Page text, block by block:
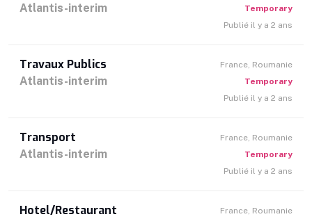
Atlantis-interim
Temporary
Publié il y a 2 ans
Travaux Publics
Atlantis-interim
France, Roumanie
Temporary
Publié il y a 2 ans
Transport
Atlantis-interim
France, Roumanie
Temporary
Publié il y a 2 ans
Hotel/Restaurant
France, Roumanie